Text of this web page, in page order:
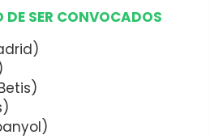
DE SER CONVOCADOS